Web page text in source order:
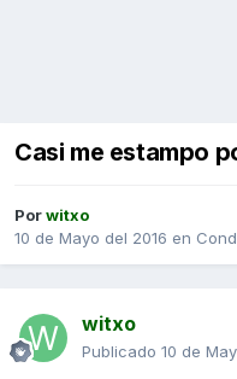
Casi me estampo
Porwitxo
10 de Mayo del 2016 en
witxo
Publicado 10 de